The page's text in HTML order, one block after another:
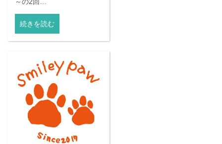
～の2回…
続きを読む